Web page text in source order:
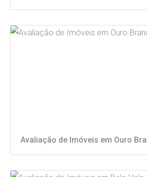
Avaliação de Imóveis em Ouro